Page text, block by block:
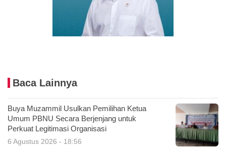
Baca Lainnya
Buya Muzammil Usulkan Pemilihan Ketua
Umum PBNU Secara Berjenjang untuk
Perkuat Legitimasi Organisasi
6 Agustus 2026 - 18:56